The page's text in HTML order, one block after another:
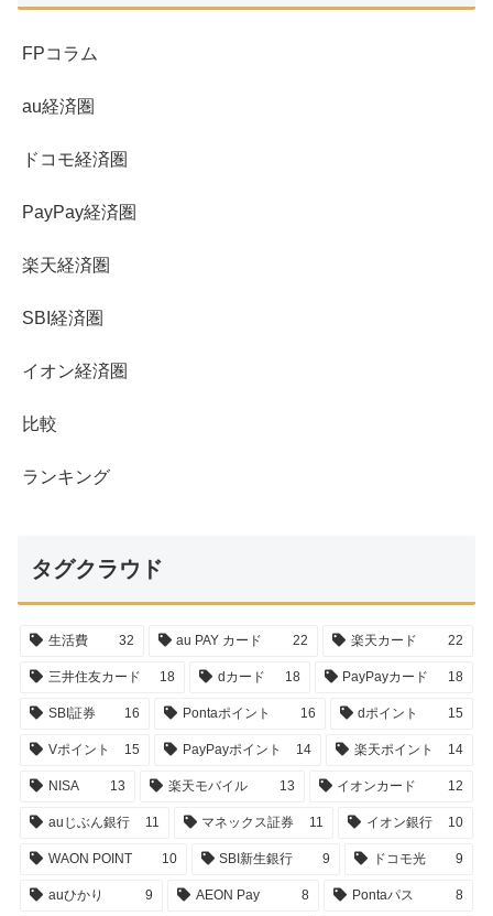
FPコラム
au経済圏
ドコモ経済圏
PayPay経済圏
楽天経済圏
SBI経済圏
イオン経済圏
比較
ランキング
タグクラウド
生活費 32 au PAY カード 22 楽天カード 22
三井住友カード 18 dカード 18 PayPayカード 18
SBI証券 16 Pontaポイント 16 dポイント 15
Vポイント 15 PayPayポイント 14 楽天ポイント 14
NISA 13 楽天モバイル 13 イオンカード 12
auじぶん銀行 11 マネックス証券 11 イオン銀行 10
WAON POINT 10 SBI新生銀行 9 ドコモ光 9
auひかり 9 AEON Pay 8 Pontaパス 8